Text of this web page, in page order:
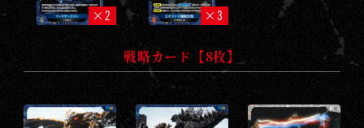
2 3
戦略カード【8枚】